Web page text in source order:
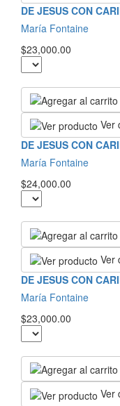
DE JESUS CON
María Fontaine
$23,000.00
Ver
DE JESUS CON
María Fontaine
$24,000.00
Ver
DE JESUS CON
María Fontaine
$23,000.00
Ver